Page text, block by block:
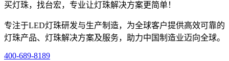
买灯珠，找台宏，专业让灯珠解决方案更简单！
专注于LED灯珠研发与生产制造，为全球客户提供高效可靠的
灯珠产品、灯珠解决方案及服务，助力中国制造业迈向全球。
400-689-8189